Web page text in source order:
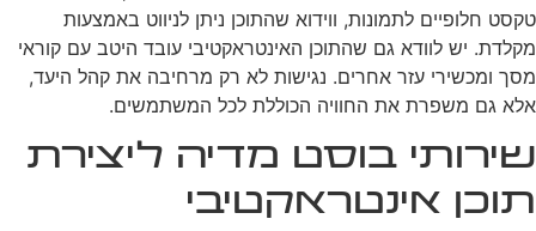
טקסט חלופיים לתמונות, ווידוא שהתוכן ניתן לניווט באמצעות
מקלדת. יש לוודא גם שהתוכן האינטראקטיבי עובד היטב עם קוראי
מסך ומכשירי עזר אחרים. נגישות לא רק מרחיבה את קהל היעד,
אלא גם משפרת את החוויה הכוללת לכל המשתמשים.
שירותי בוסט מדיה ליצירת
תוכן אינטראקטיבי